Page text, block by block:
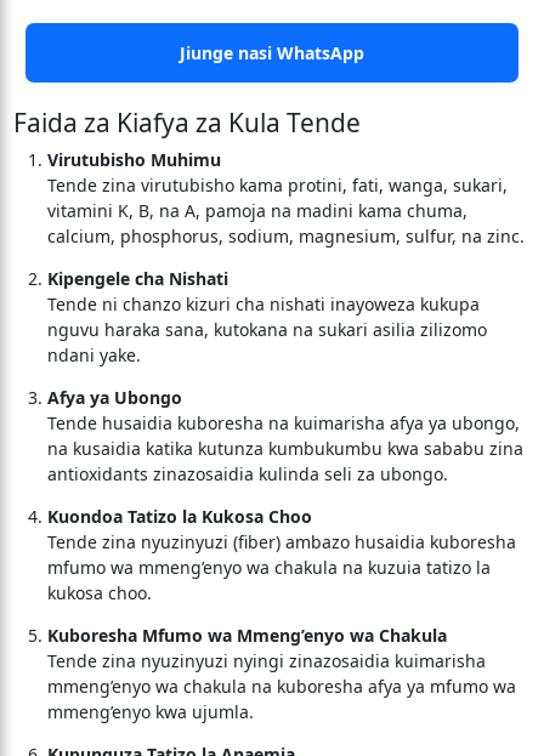
Jiunge nasi WhatsApp
Faida za Kiafya za Kula Tende
Virutubisho Muhimu
Tende zina virutubisho kama protini, fati, wanga, sukari,
vitamini K, B, na A, pamoja na madini kama chuma,
calcium, phosphorus, sodium, magnesium, sulfur, na zinc.
Kipengele cha Nishati
Tende ni chanzo kizuri cha nishati inayoweza kukupa
nguvu haraka sana, kutokana na sukari asilia zilizomo
ndani yake.
Afya ya Ubongo
Tende husaidia kuboresha na kuimarisha afya ya ubongo,
na kusaidia katika kutunza kumbukumbu kwa sababu zina
antioxidants zinazosaidia kulinda seli za ubongo.
Kuondoa Tatizo la Kukosa Choo
Tende zina nyuzinyuzi (fiber) ambazo husaidia kuboresha
mfumo wa mmeng’enyo wa chakula na kuzuia tatizo la
kukosa choo.
Kuboresha Mfumo wa Mmeng’enyo wa Chakula
Tende zina nyuzinyuzi nyingi zinazosaidia kuimarisha
mmeng’enyo wa chakula na kuboresha afya ya mfumo wa
mmeng’enyo kwa ujumla.